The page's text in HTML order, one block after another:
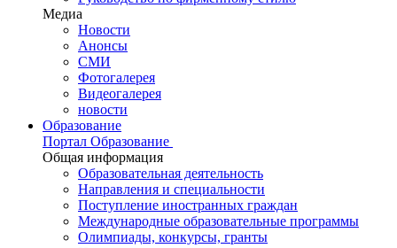
Медиа
Новости
Анонсы
СМИ
Фотогалерея
Видеогалерея
новости
Образование
Портал Образование
Общая информация
Образовательная деятельность
Направления и специальности
Поступление иностранных граждан
Международные образовательные программы
Олимпиады, конкурсы, гранты